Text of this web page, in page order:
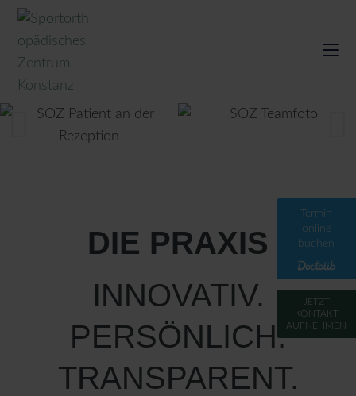
DIE PRAXIS
INNOVATIV.
PERSÖNLICH.
TRANSPARENT.
Termin
online
buchen
JETZT
KONTAKT
AUFNEHMEN